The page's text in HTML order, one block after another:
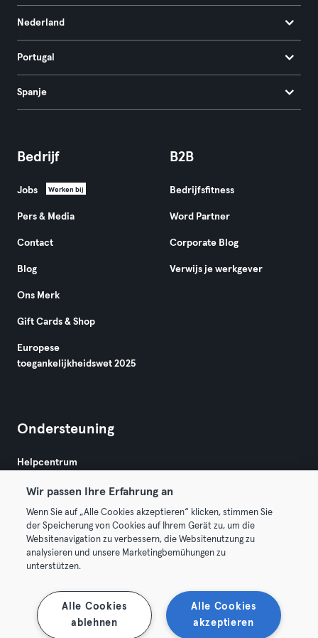
Nederland
Portugal
Spanje
Bedrijf
Jobs Werken bij
Pers & Media
Contact
Blog
Ons Merk
Gift Cards & Shop
Europese
toegankelijkheidswet 2025
B2B
Bedrijfsfitness
Word Partner
Corporate Blog
Verwijs je werkgever
Ondersteuning
Helpcentrum
Algemene Voorwaarden
Membership opzeggen Trek hier je contract terug
Wir passen Ihre Erfahrung an
Wenn Sie auf „Alle Cookies akzeptieren“ klicken, stimmen Sie
der Speicherung von Cookies auf Ihrem Gerät zu, um die
Websitenavigation zu verbessern, die Websitenutzung zu
analysieren und unsere Marketingbemühungen zu
unterstützen.
Alle Cookies
akzeptieren
Alle Cookies
ablehnen